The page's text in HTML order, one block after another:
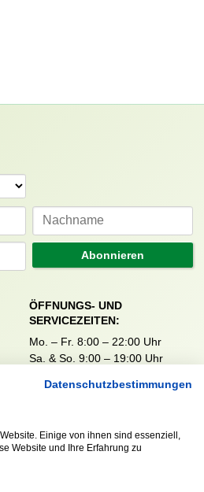
Abonnieren
ÖFFNUNGS- UND
SERVICEZEITEN:
Mo. – Fr. 8:00 – 22:00 Uhr
Sa. & So. 9:00 – 19:00 Uhr
VEREINSSHOP
Datenschutzbestimmungen
Einige von ihnen sind essenziell,
Website und Ihre Erfahrung zu